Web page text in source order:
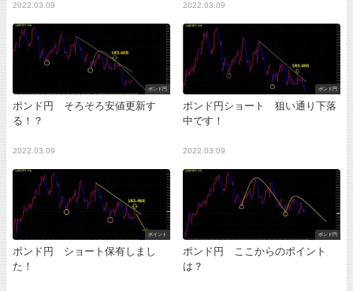
2022.03.09 2022.03.09
ポンド円
ポンド円 そろそろ安値更新す
る！？
2022.03.09
ポンド円
ポンド円ショート 狙い通り下落
中です！
2022.03.09
ポイント
ポンド円 ショート保有しまし
た！
ポンド円
ポンド円 ここからのポイント
は？